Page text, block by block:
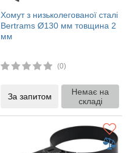
Хомут з низьколегованої сталі
Bertrams Ø130 мм товщина 2
мм
(0)
За запитом
Немає на
складі